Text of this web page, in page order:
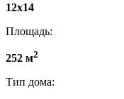
12x14
Площадь:
252 м2
Тип дома: